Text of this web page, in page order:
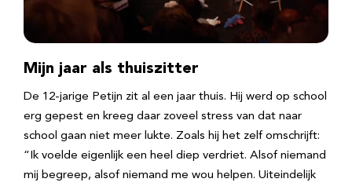
Mijn jaar als thuiszitter
De 12-jarige Petijn zit al een jaar thuis. Hij werd op school
erg gepest en kreeg daar zoveel stress van dat naar
school gaan niet meer lukte. Zoals hij het zelf omschrijft:
“Ik voelde eigenlijk een heel diep verdriet. Alsof niemand
mij begreep, alsof niemand me wou helpen. Uiteindelijk